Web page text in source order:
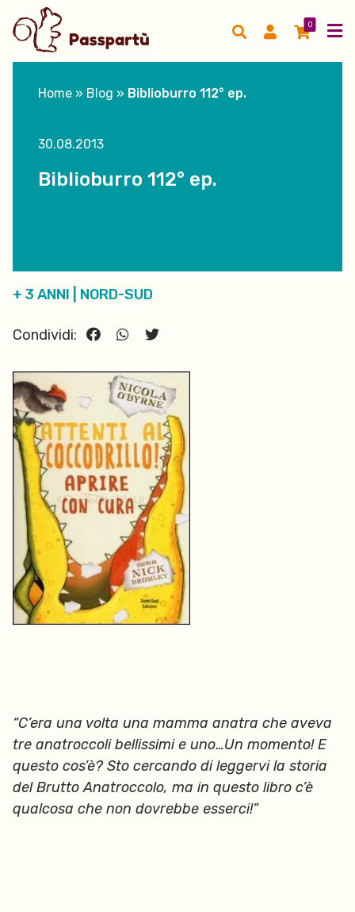
0
Home » Blog » Biblioburro 112° ep.
30.08.2013
Biblioburro 112° ep.
+ 3 ANNI NORD-SUD
Condividi:
“C’era una volta una mamma anatra che aveva
tre anatroccoli bellissimi e uno…Un momento! E
questo cos’è? Sto cercando di leggervi la storia
del Brutto Anatroccolo, ma in questo libro c’è
qualcosa che non dovrebbe esserci!”